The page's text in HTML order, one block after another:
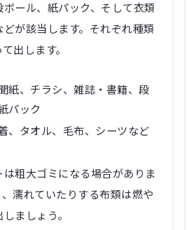
ール、紙パック、そして衣類
が該当します。それぞれ種類
出します。
紙、チラシ、雑誌・書籍、段
パック
、タオル、毛布、シーツなど
粗大ゴミになる場合がありま
濡れていたりする布類は燃や
ましょう。